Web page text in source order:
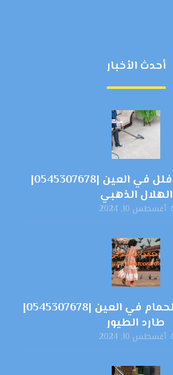
أحدث الأخبار
شركة تنظيف فلل في العين |0545307678|
الهلال الذهبي
أغسطس 10, 2024
شركة مكافحة الحمام في العين |0545307678|
طارد الطيور
أغسطس 10, 2024